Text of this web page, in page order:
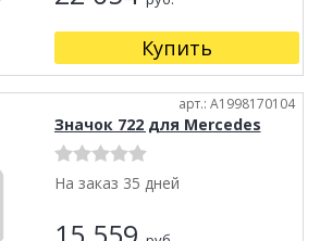
Купить
арт.: A1998170104
Значок 722 для Mercedes
На заказ 35 дней